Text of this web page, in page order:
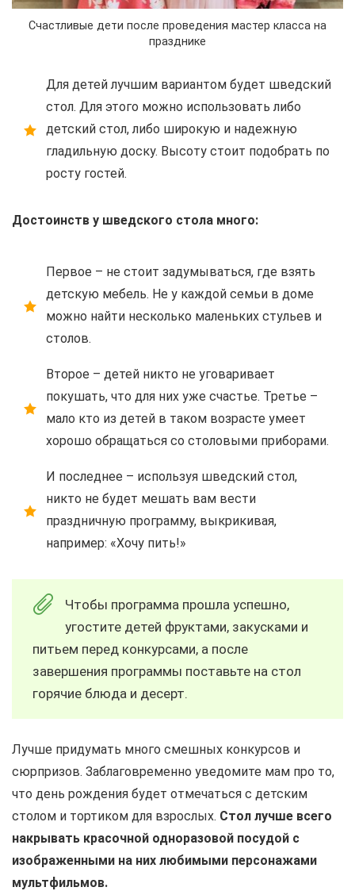
Счастливые дети после проведения мастер класса на
празднике
Для детей лучшим вариантом будет шведский
стол. Для этого можно использовать либо
детский стол, либо широкую и надежную
гладильную доску. Высоту стоит подобрать по
росту гостей.
Достоинств у шведского стола много:
Первое – не стоит задумываться, где взять
детскую мебель. Не у каждой семьи в доме
можно найти несколько маленьких стульев и
столов.
Второе – детей никто не уговаривает
покушать, что для них уже счастье. Третье –
мало кто из детей в таком возрасте умеет
хорошо обращаться со столовыми приборами.
И последнее – используя шведский стол,
никто не будет мешать вам вести
праздничную программу, выкрикивая,
например: «Хочу пить!»
Чтобы программа прошла успешно,
угостите детей фруктами, закусками и
питьем перед конкурсами, а после
завершения программы поставьте на стол
горячие блюда и десерт.
Лучше придумать много смешных конкурсов и
сюрпризов. Заблаговременно уведомите мам про то,
что день рождения будет отмечаться с детским
столом и тортиком для взрослых. Стол лучше всего
накрывать красочной одноразовой посудой с
изображенными на них любимыми персонажами
мультфильмов.